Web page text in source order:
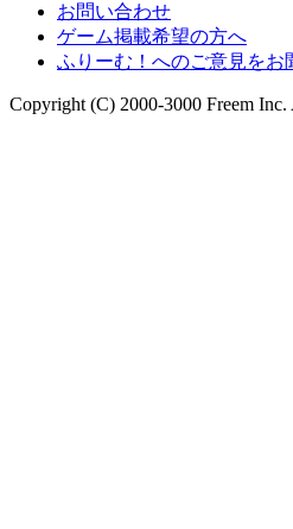
お問い合わせ
ゲーム掲載希望の方へ
ふりーむ！へのご意見をお
Copyright (C) 2000-3000 Freem Inc.